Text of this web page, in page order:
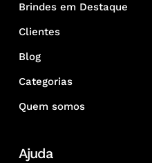
Brindes em Destaque
Clientes
Blog
Categorias
Quem somos
Ajuda